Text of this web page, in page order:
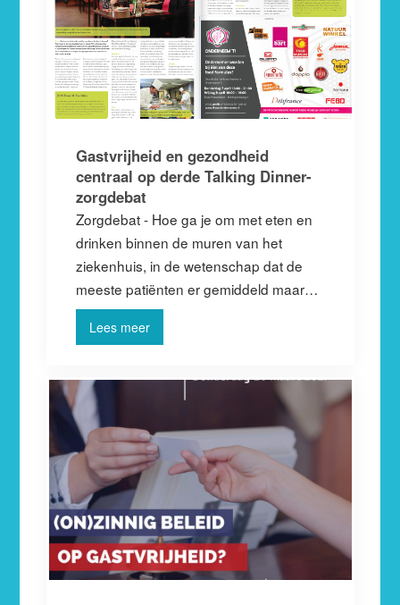
Gastvrijheid en gezondheid
centraal op derde Talking Dinner-
zorgdebat
Zorgdebat - Hoe ga je om met eten en
drinken binnen de muren van het
ziekenhuis, in de wetenschap dat de
meeste patiënten er gemiddeld maar…
Lees meer